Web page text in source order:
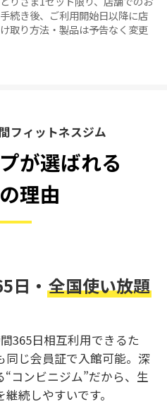
続き後、ご利用開始日以降に店
取り方法・製品は予告なく変更
フィットネスジム
が選ばれる
理由
日・ 全国使い放題
365日相互利用できるた
同じ会員証で入館可能。深
コンビニジム”だから、生
続しやすいです。